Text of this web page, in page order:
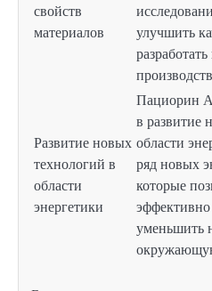
свойств
материалов
улучшить
Развитие новых
технологий в
области
энергетики
Пациорин
в развитие
области
ряд новых
которые
эффективно
уменьшить